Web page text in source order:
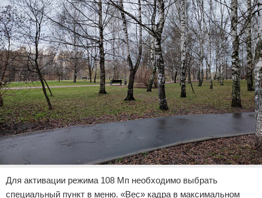
Для активации режима 108 Мп необходимо выбрать
специальный пункт в меню. «Вес» кадра в максимальном